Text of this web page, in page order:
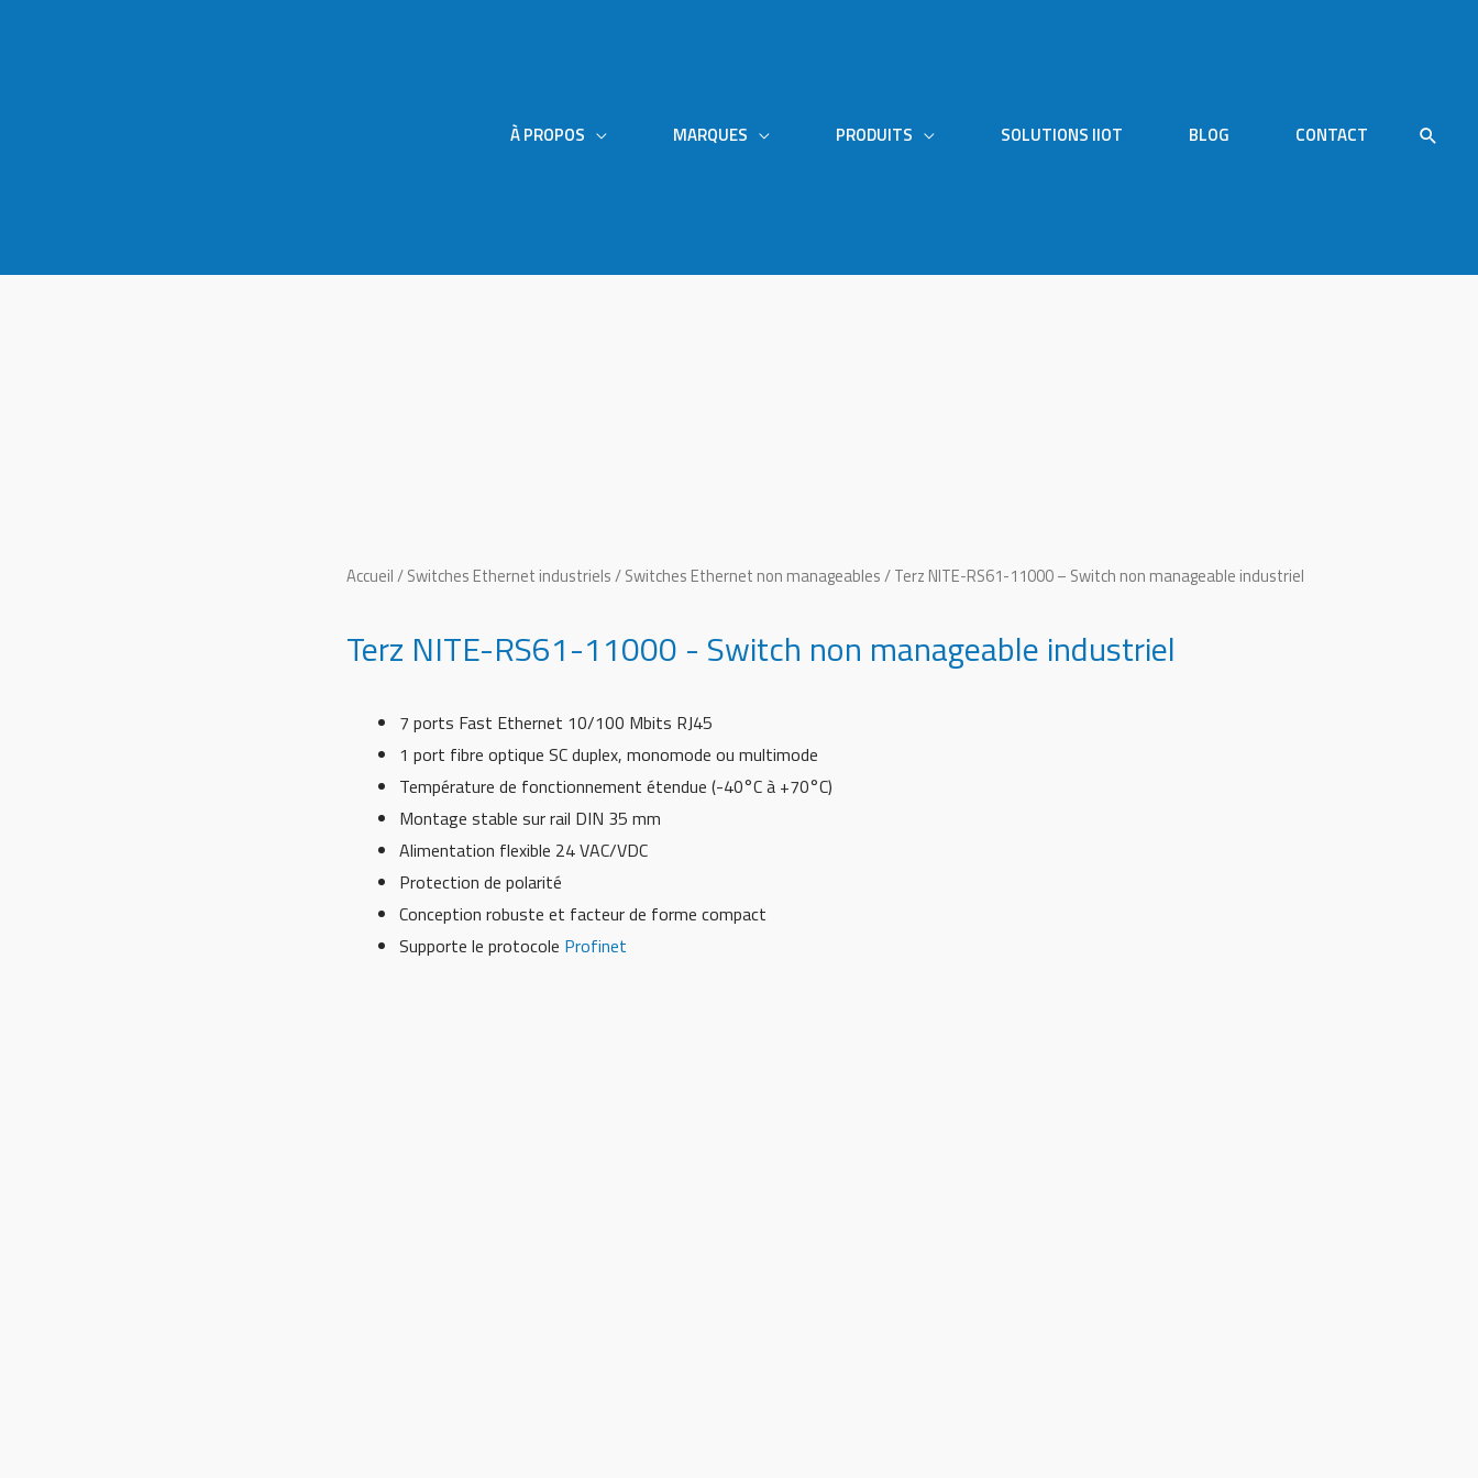
À PROPOS MARQUES PRODUITS SOLUTIONS IIOT BLOG CONTACT
Accueil/Switches Ethernet industriels/Switches Ethernet non manageables/ Terz NITE-RS61-11000 – Switch non manageable industriel
Terz NITE-RS61-11000 - Switch non manageable industriel
7 ports Fast Ethernet 10/100 Mbits RJ45
1 port fibre optique SC duplex, monomode ou multimode
Température de fonctionnement étendue (-40°C à +70°C)
Montage stable sur rail DIN 35 mm
Alimentation flexible 24 VAC/VDC
Protection de polarité
Conception robuste et facteur de forme compact
Supporte le protocole Profinet